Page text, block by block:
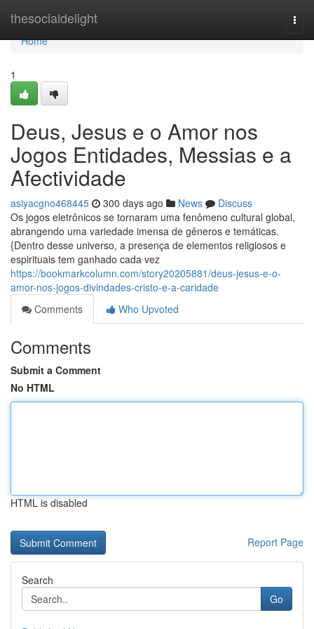
thesocialdelight
Home
Home
1
Deus, Jesus e o Amor nos
Jogos Entidades, Messias e a
Afectividade
asiyacgno468445 300 days ago News
Discuss
Os jogos eletrônicos se tornaram uma fenômeno cultural global,
abrangendo uma variedade imensa de gêneros e temáticas.
{Dentro desse universo, a presença de elementos religiosos e
espirituais tem ganhado cada vez
https://bookmarkcolumn.com/story20205881/deus-jesus-e-o-
amor-nos-jogos-divindades-cristo-e-a-caridade
Comments
Who Upvoted
Comments
Submit a Comment
No HTML
HTML is disabled
Report Page
Search
Go